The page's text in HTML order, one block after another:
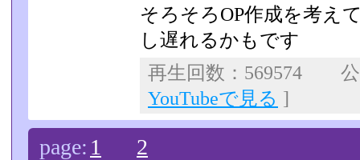
そろそろOP作成を考え
し遅れるかもです
再生回数：569574
YouTubeで見る ]
page: 1 2